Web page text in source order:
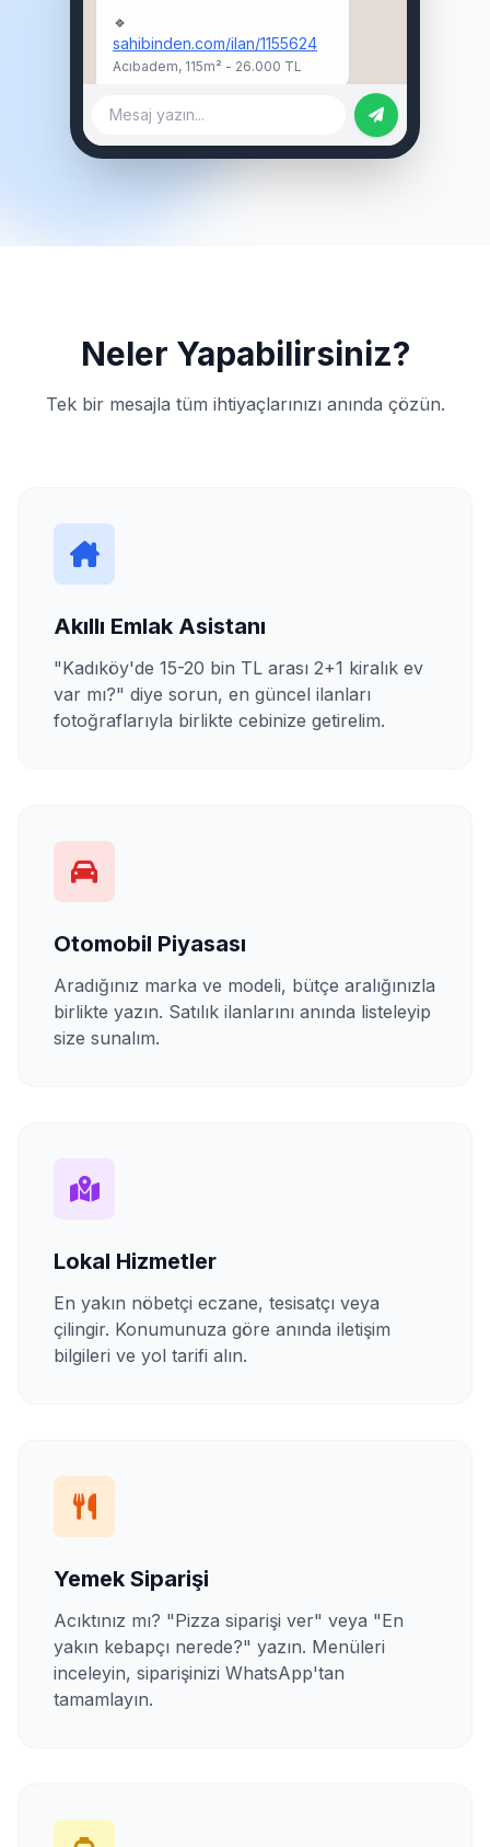
🔹
sahibinden.com/ilan/1155624
Acıbadem, 115m² - 26.000 TL
Mesaj yazın...
Neler Yapabilirsiniz?
Tek bir mesajla tüm ihtiyaçlarınızı anında çözün.
Akıllı Emlak Asistanı
"Kadıköy'de 15-20 bin TL arası 2+1 kiralık ev
var mı?" diye sorun, en güncel ilanları
fotoğraflarıyla birlikte cebinize getirelim.
Otomobil Piyasası
Aradığınız marka ve modeli, bütçe aralığınızla
birlikte yazın. Satılık ilanlarını anında listeleyip
size sunalım.
Lokal Hizmetler
En yakın nöbetçi eczane, tesisatçı veya
çilingir. Konumunuza göre anında iletişim
bilgileri ve yol tarifi alın.
Yemek Siparişi
Acıktınız mı? "Pizza siparişi ver" veya "En
yakın kebapçı nerede?" yazın. Menüleri
inceleyin, siparişinizi WhatsApp'tan
tamamlayın.